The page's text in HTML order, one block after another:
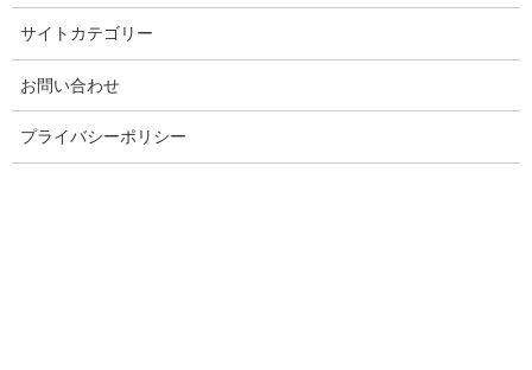
Copy
コメントを残す
サイトカテゴリー
お問い合わせ
プライバシーポリシー